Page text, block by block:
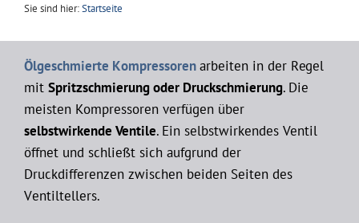
Sie sind hier:Startseite
Ölgeschmierte Kompressorenarbeiten in der Regel
mit Spritzschmierung oder Druckschmierung. Die
meisten Kompressoren verfügen über
selbstwirkende Ventile. Ein selbstwirkendes Ventil
öffnet und schließt sich aufgrund der
Druckdifferenzen zwischen beiden Seiten des
Ventiltellers.